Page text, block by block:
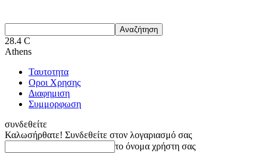
28.4 C
Athens
Ταυτοτητα
Οροι Χρησης
Διαφημιση
Συμμορφωση
συνδεθείτε
Καλωσήρθατε! Συνδεθείτε στον λογαριασμό σας
το όνομα χρήστη σας